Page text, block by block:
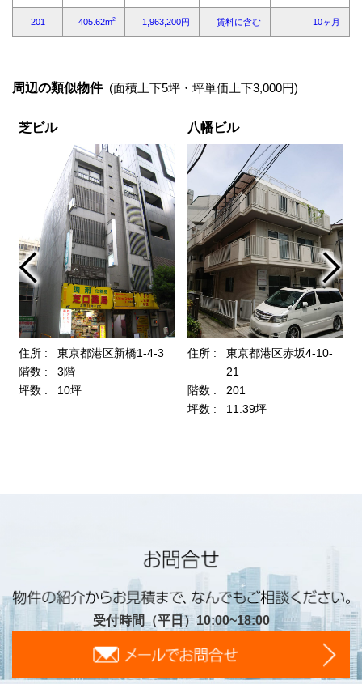
周辺の類似物件 (面積上下5坪・坪単価上下3,000円)
受付時間（平日）10:00~18:00